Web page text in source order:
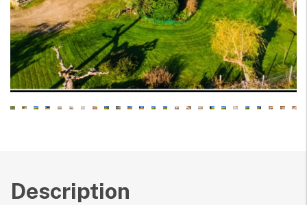
Description